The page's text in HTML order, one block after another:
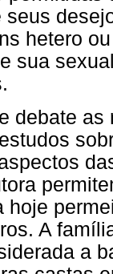
seus
hetero
sua
debate
hoje
A
a